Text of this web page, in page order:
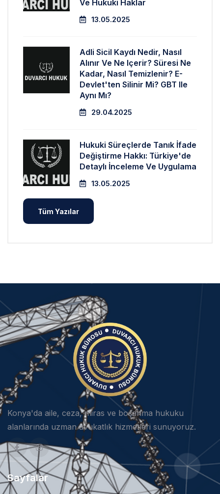
Ve Hukuki Haklar
13.05.2025
Adli Sicil Kaydı Nedir, Nasıl
Alınır Ve Ne Içerir? Süresi Ne
Kadar, Nasıl Temizlenir? E-
Devlet'ten Silinir Mi? GBT Ile
Aynı Mı?
29.04.2025
Hukuki Süreçlerde Tanık İfade
Değiştirme Hakkı: Türkiye'de
Detaylı İnceleme Ve Uygulama
13.05.2025
Tüm Yazılar
Konya'da aile, ceza, miras ve boşanma hukuku
alanlarında uzman avukatlık hizmetleri sunuyoruz.
Sayfalar